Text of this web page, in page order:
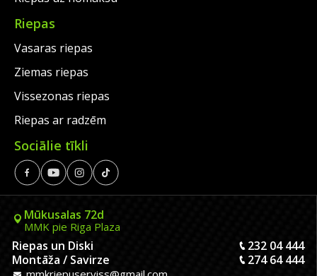
Riepas
Vasaras riepas
Ziemas riepas
Vissezonas riepas
Riepas ar radzēm
Sociālie tīkli
Mūkusalas 72d
MMK pie Riga Plaza
Riepas un Diski
232 04 444
Montāža / Savirze
274 64 444